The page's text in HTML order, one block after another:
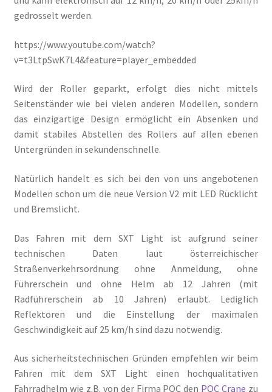
gedrosselt werden.
https://www.youtube.com/watch?
v=t3LtpSwK7L4&feature=player_embedded
Wird der Roller geparkt, erfolgt dies nicht mittels
Seitenständer wie bei vielen anderen Modellen, sondern
das einzigartige Design ermöglicht ein Absenken und
damit stabiles Abstellen des Rollers auf allen ebenen
Untergründen in sekundenschnelle.
Natürlich handelt es sich bei den von uns angebotenen
Modellen schon um die neue Version V2 mit LED Rücklicht
und Bremslicht.
Das Fahren mit dem SXT Light ist aufgrund seiner
technischen Daten laut österreichischer
Straßenverkehrsordnung ohne Anmeldung, ohne
Führerschein und ohne Helm ab 12 Jahren (mit
Radführerschein ab 10 Jahren) erlaubt. Lediglich
Reflektoren und die Einstellung der maximalen
Geschwindigkeit auf 25 km/h sind dazu notwendig.
Aus sicherheitstechnischen Gründen empfehlen wir beim
Fahren mit dem SXT Light einen hochqualitativen
Fahrradhelm wie z.B. von der Firma POC den POC Crane zu